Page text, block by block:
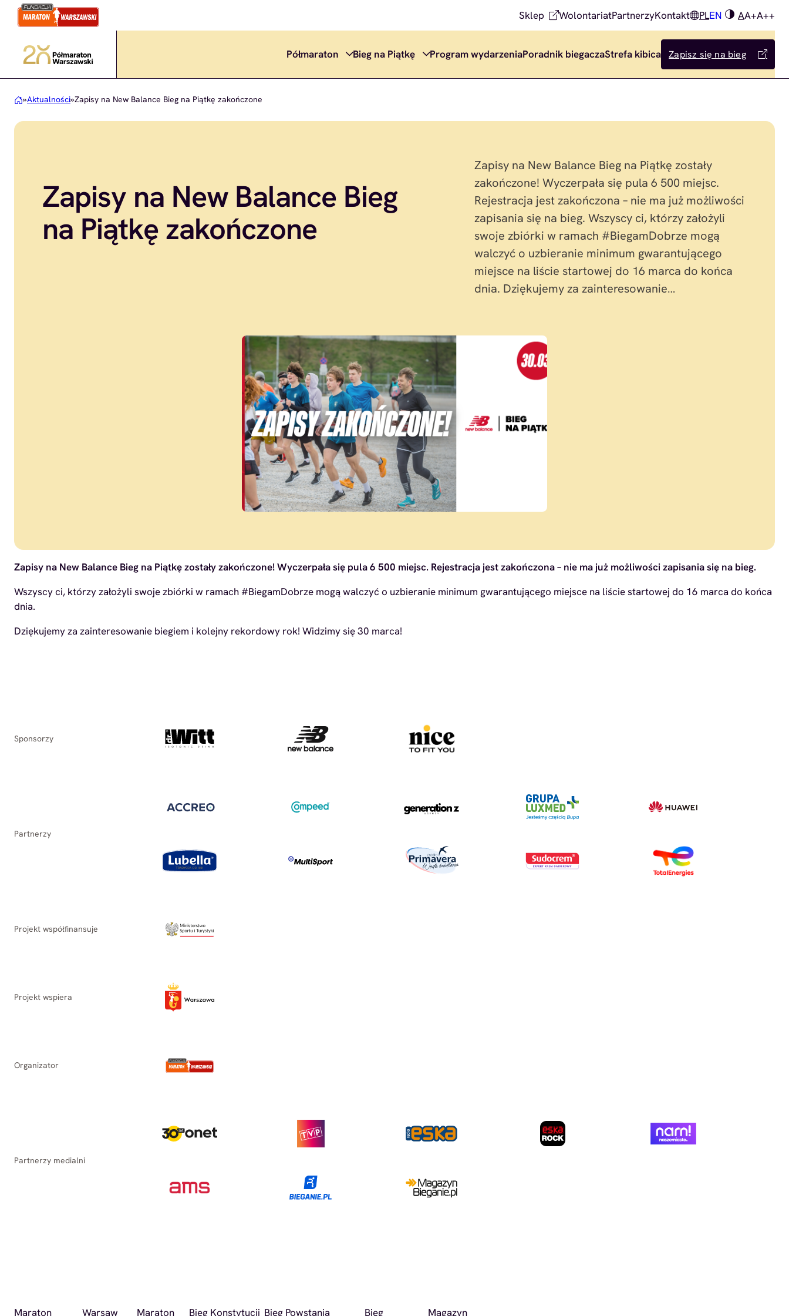
Przejdź
Sklep WolontariatPartnerzyKontakt PLEN AA+A++
Półmaraton Bieg na Piątkę Program wydarzeniaPoradnik biegaczaStrefa kibica Zapisz się na bieg
»Aktualności»Zapisy na New Balance Bieg na Piątkę zakończone
Zapisy na New Balance Bieg
na Piątkę zakończone
Zapisy na New Balance Bieg na Piątkę zostały
zakończone! Wyczerpała się pula 6 500 miejsc.
Rejestracja jest zakończona – nie ma już możliwości
zapisania się na bieg. Wszyscy ci, którzy założyli
swoje zbiórki w ramach #BiegamDobrze mogą
walczyć o uzbieranie minimum gwarantującego
miejsce na liście startowej do 16 marca do końca
dnia. Dziękujemy za zainteresowanie…
Zapisy na New Balance Bieg na Piątkę zostały zakończone! Wyczerpała się pula 6 500 miejsc. Rejestracja jest zakończona – nie ma już możliwości zapisania się na bieg.
Wszyscy ci, którzy założyli swoje zbiórki w ramach #BiegamDobrze mogą walczyć o uzbieranie minimum gwarantującego miejsce na liście startowej do 16 marca do końca
dnia.
Dziękujemy za zainteresowanie biegiem i kolejny rekordowy rok! Widzimy się 30 marca!
Sponsorzy
Partnerzy
Projekt współfinansuje
Projekt wspiera
Organizator
Partnerzy medialni
Maraton Warsaw Maraton Bieg Konstytucji Bieg Powstania Bieg Magazyn